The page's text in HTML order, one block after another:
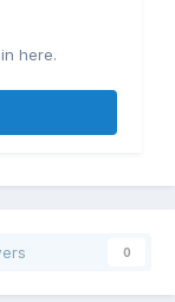
here.
0